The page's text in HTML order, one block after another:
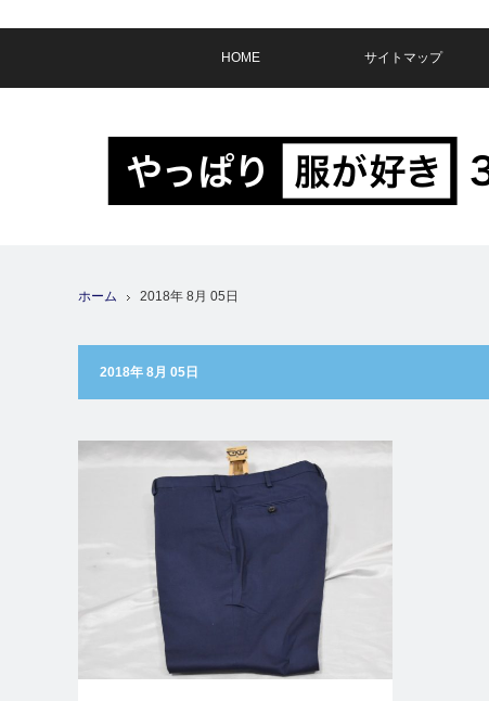
HOME サイトマップ
ホーム 2018年 8月 05日
2018年 8月 05日